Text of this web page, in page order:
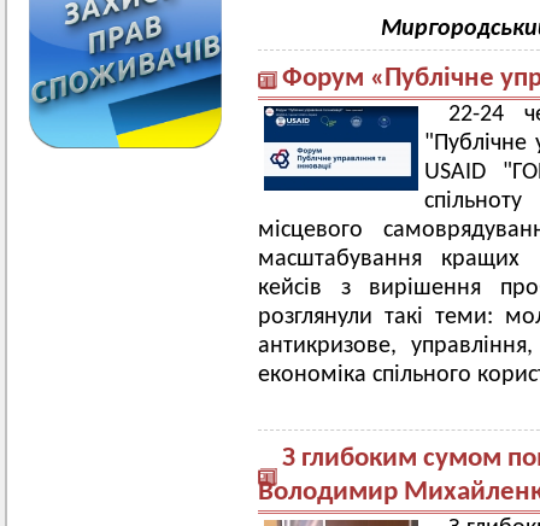
Форум «Публічне
22-24
"Публічне
USAID
місцевого
масштабування кращих
кейсів з вирішення
розглянули такі теми:
антикризове,
економіка спільного
З глибоким сумом
Володимир